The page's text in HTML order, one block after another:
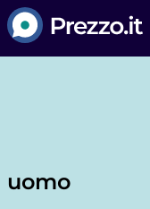
Prezzo.it
uomo